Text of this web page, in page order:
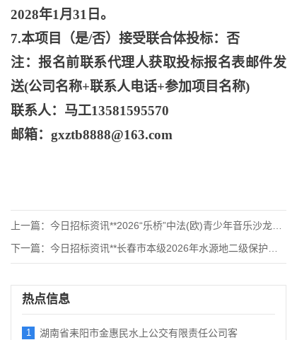
2028年1月31日。
7.本项目（是/否）接受联合体投标：否
注：报名前联系代理人获取投标报名表邮件发
送(公司名称+联系人电话+参加项目名称)
联系人：马工13581595570
邮箱： gxztb8888@163.com
上一篇： 今日招标资讯**2026“乐桥”中法(欧)青少年音乐沙龙活动
下一篇： 今日招标资讯**长春市本级2026年水源地二级保护区水稻稻瘟
热点信息
1 湖南省耒阳市金惠民水上公交有限责任公司客